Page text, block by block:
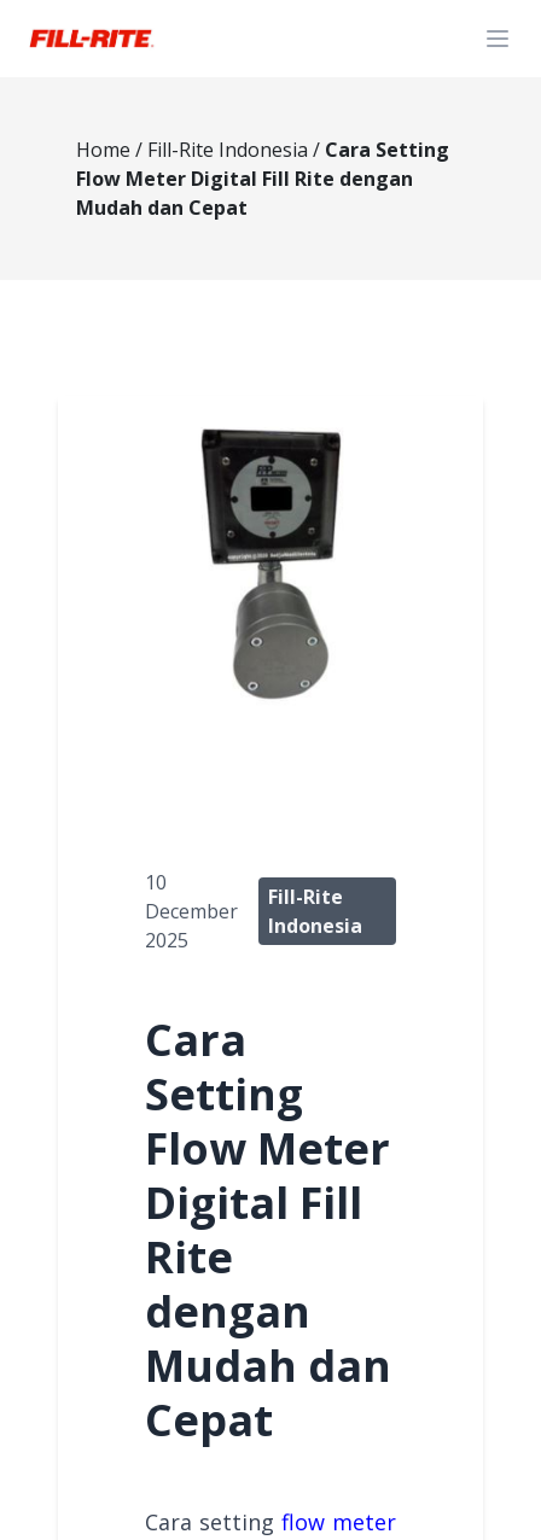
Home / Fill-Rite Indonesia / Cara Setting
Flow Meter Digital Fill Rite dengan
Mudah dan Cepat
10
December
2025
Fill-Rite
Indonesia
Cara
Setting
Flow Meter
Digital Fill
Rite
dengan
Mudah dan
Cepat
Cara setting flow meter